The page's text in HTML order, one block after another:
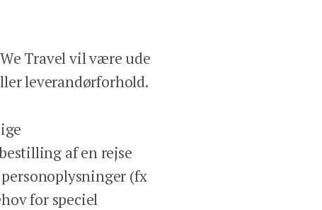
Travel vil være ude
leverandørforhold.
af en rejse
(fx
for speciel